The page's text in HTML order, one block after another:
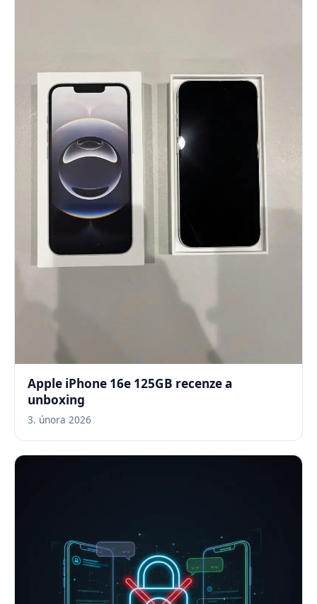
Apple iPhone 16e 125GB recenze a
unboxing
3. února 2026